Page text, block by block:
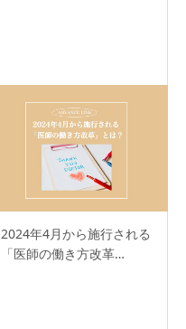
2024年4月から施行される
「医師の働き方改革…